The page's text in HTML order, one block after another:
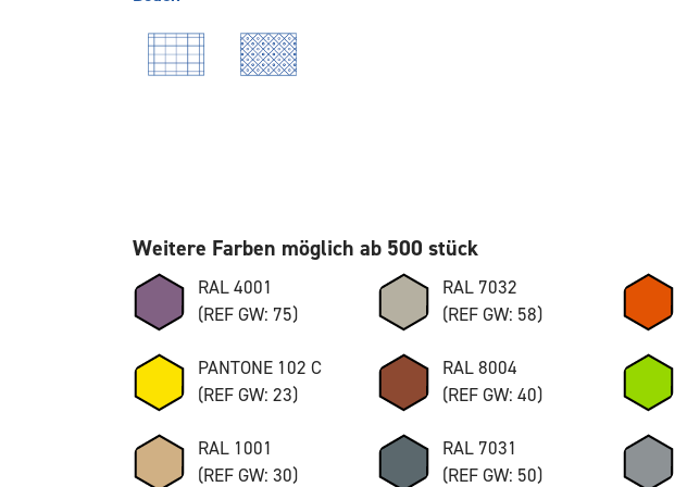
Weitere Farben möglich ab 500 stück
RAL 4001
(REF GW: 75)
RAL 7032
(REF GW: 58)
PANTONE 102 C
(REF GW: 23)
RAL 8004
(REF GW: 40)
RAL 1001
(REF GW: 30)
RAL 7031
(REF GW: 50)